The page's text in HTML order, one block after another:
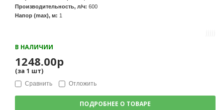
Производительность, л/ч: 600
Напор (max), м: 1
В НАЛИЧИИ
1248.00р
(за 1 шт)
Сравнить Отложить
ПОДРОБНЕЕ О ТОВАРЕ